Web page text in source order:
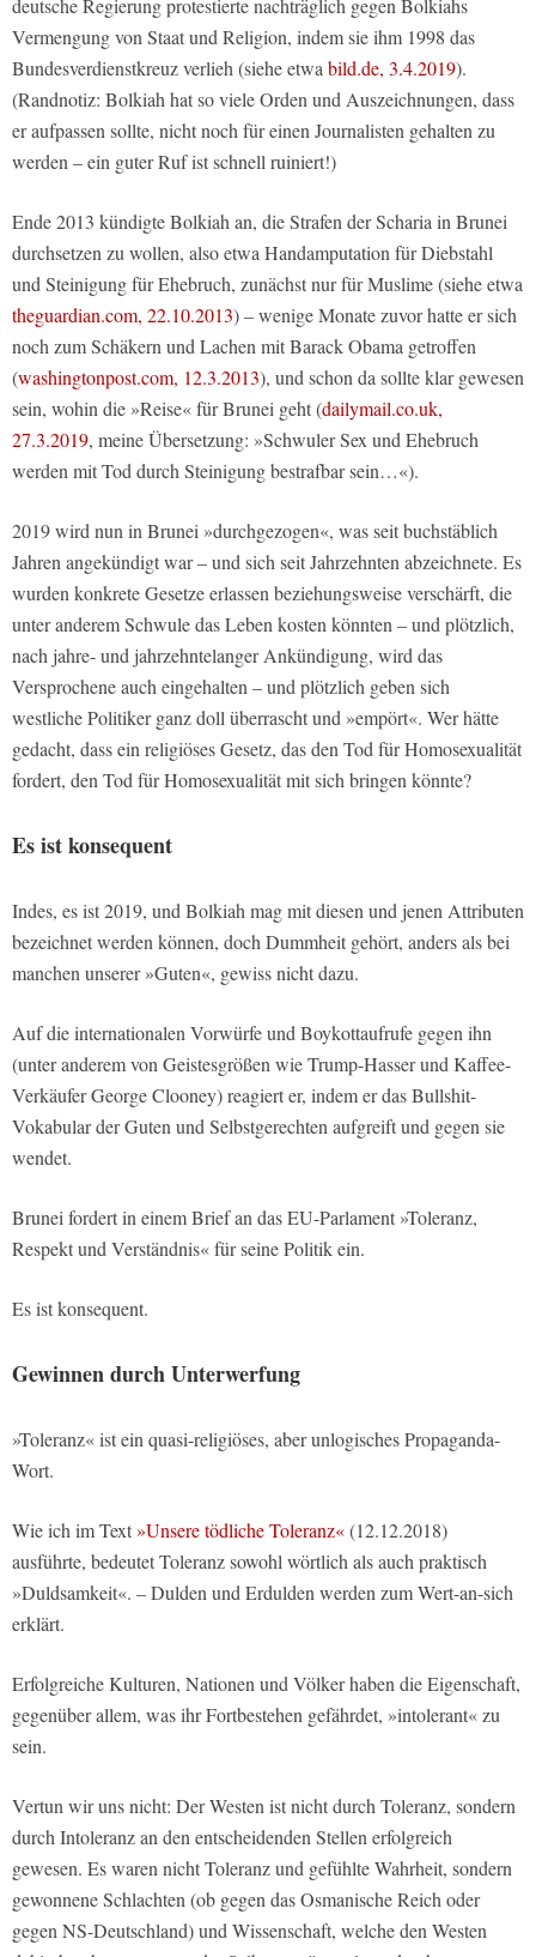
deutsche Regierung protestierte nachträglich gegen Bolkiahs
Vermengung von Staat und Religion, indem sie ihm 1998 das
Bundesverdienstkreuz verlieh (siehe etwabild.de, 3.4.2019).
(Randnotiz: Bolkiah hat so viele Orden und Auszeichnungen, dass
er aufpassen sollte, nicht noch für einen Journalisten gehalten zu
werden – ein guter Ruf ist schnell ruiniert!)
Ende 2013 kündigte Bolkiah an, die Strafen der Scharia in Brunei
durchsetzen zu wollen, also etwa Handamputation für Diebstahl
und Steinigung für Ehebruch, zunächst nur für Muslime (siehe etwa
theguardian.com, 22.10.2013) – wenige Monate zuvor hatte er sich
noch zum Schäkern und Lachen mit Barack Obama getroffen
(washingtonpost.com, 12.3.2013), und schon da sollte klar gewesen
sein, wohin die »Reise« für Brunei geht (dailymail.co.uk,
27.3.2019, meine Übersetzung: »Schwuler Sex und Ehebruch
werden mit Tod durch Steinigung bestrafbar sein…«).
2019 wird nun in Brunei »durchgezogen«, was seit buchstäblich
Jahren angekündigt war – und sich seit Jahrzehnten abzeichnete. Es
wurden konkrete Gesetze erlassen beziehungsweise verschärft, die
unter anderem Schwule das Leben kosten könnten – und plötzlich,
nach jahre- und jahrzehntelanger Ankündigung, wird das
Versprochene auch eingehalten – und plötzlich geben sich
westliche Politiker ganz doll überrascht und »empört«. Wer hätte
gedacht, dass ein religiöses Gesetz, das den Tod für Homosexualität
fordert, den Tod für Homosexualität mit sich bringen könnte?
Es ist konsequent
Indes, es ist 2019, und Bolkiah mag mit diesen und jenen Attributen
bezeichnet werden können, doch Dummheit gehört, anders als bei
manchen unserer »Guten«, gewiss nicht dazu.
Auf die internationalen Vorwürfe und Boykottaufrufe gegen ihn
(unter anderem von Geistesgrößen wie Trump-Hasser und Kaffee-
Verkäufer George Clooney) reagiert er, indem er das Bullshit-
Vokabular der Guten und Selbstgerechten aufgreift und gegen sie
wendet.
Brunei fordert in einem Brief an das EU-Parlament »Toleranz,
Respekt und Verständnis« für seine Politik ein.
Es ist konsequent.
Gewinnen durch Unterwerfung
»Toleranz« ist ein quasi-religiöses, aber unlogisches Propaganda-
Wort.
Wie ich im Text»Unsere tödliche Toleranz«(12.12.2018)
ausführte, bedeutet Toleranz sowohl wörtlich als auch praktisch
»Duldsamkeit«. – Dulden und Erdulden werden zum Wert-an-sich
erklärt.
Erfolgreiche Kulturen, Nationen und Völker haben die Eigenschaft,
gegenüber allem, was ihr Fortbestehen gefährdet, »intolerant« zu
sein.
Vertun wir uns nicht: Der Westen ist nicht durch Toleranz, sondern
durch Intoleranz an den entscheidenden Stellen erfolgreich
gewesen. Es waren nicht Toleranz und gefühlte Wahrheit, sondern
gewonnene Schlachten (ob gegen das Osmanische Reich oder
gegen NS-Deutschland) und Wissenschaft, welche den Westen